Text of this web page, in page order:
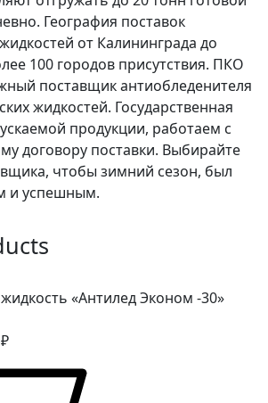
География поставок
от Калининграда до
100 городов присутствия. ПКО
поставщик антиобледенителя
жидкостей. Государственная
продукции, работаем с
договору поставки. Выбирайте
чтобы зимний сезон, был
и успешным.
«Антилед Эконом -30»
₽